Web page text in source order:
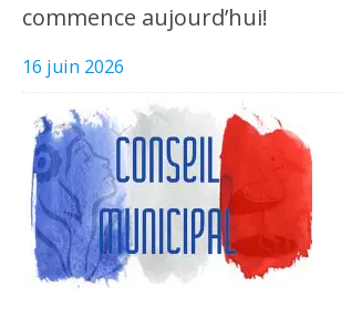
commence aujourd’hui!
16 juin 2026